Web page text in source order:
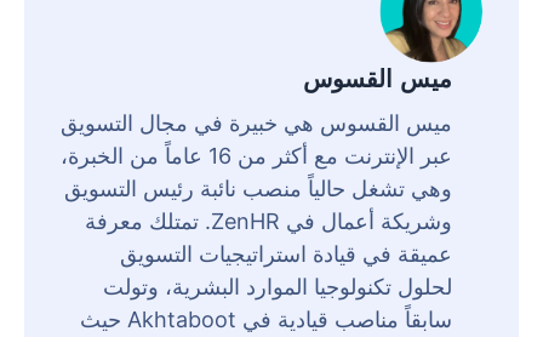
ميس القسوس
ميس القسوس هي خبيرة في مجال التسويق
عبر الإنترنت مع أكثر من 16 عاماً من الخبرة،
وهي تشغل حالياً منصب نائبة رئيس التسويق
وشريكة أعمال في ZenHR. تمتلك معرفة
عميقة في قيادة استراتيجيات التسويق
لحلول تكنولوجيا الموارد البشرية، وتولت
سابقاً مناصب قيادية في Akhtaboot حيث